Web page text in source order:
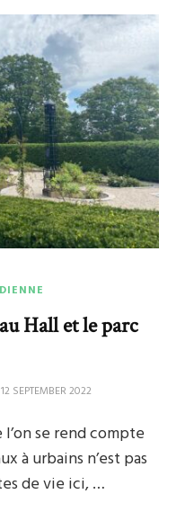
Hall et le parc
12 SEPTEMBER 2022
l’on se rend compte
à urbains n’est pas
de vie ici, …